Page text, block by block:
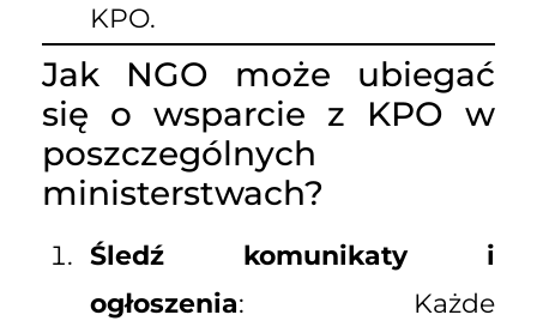
KPO.
Jak NGO może ubiegać
się o wsparcie z KPO w
poszczególnych
ministerstwach?
Śledź komunikaty i
ogłoszenia: Każde